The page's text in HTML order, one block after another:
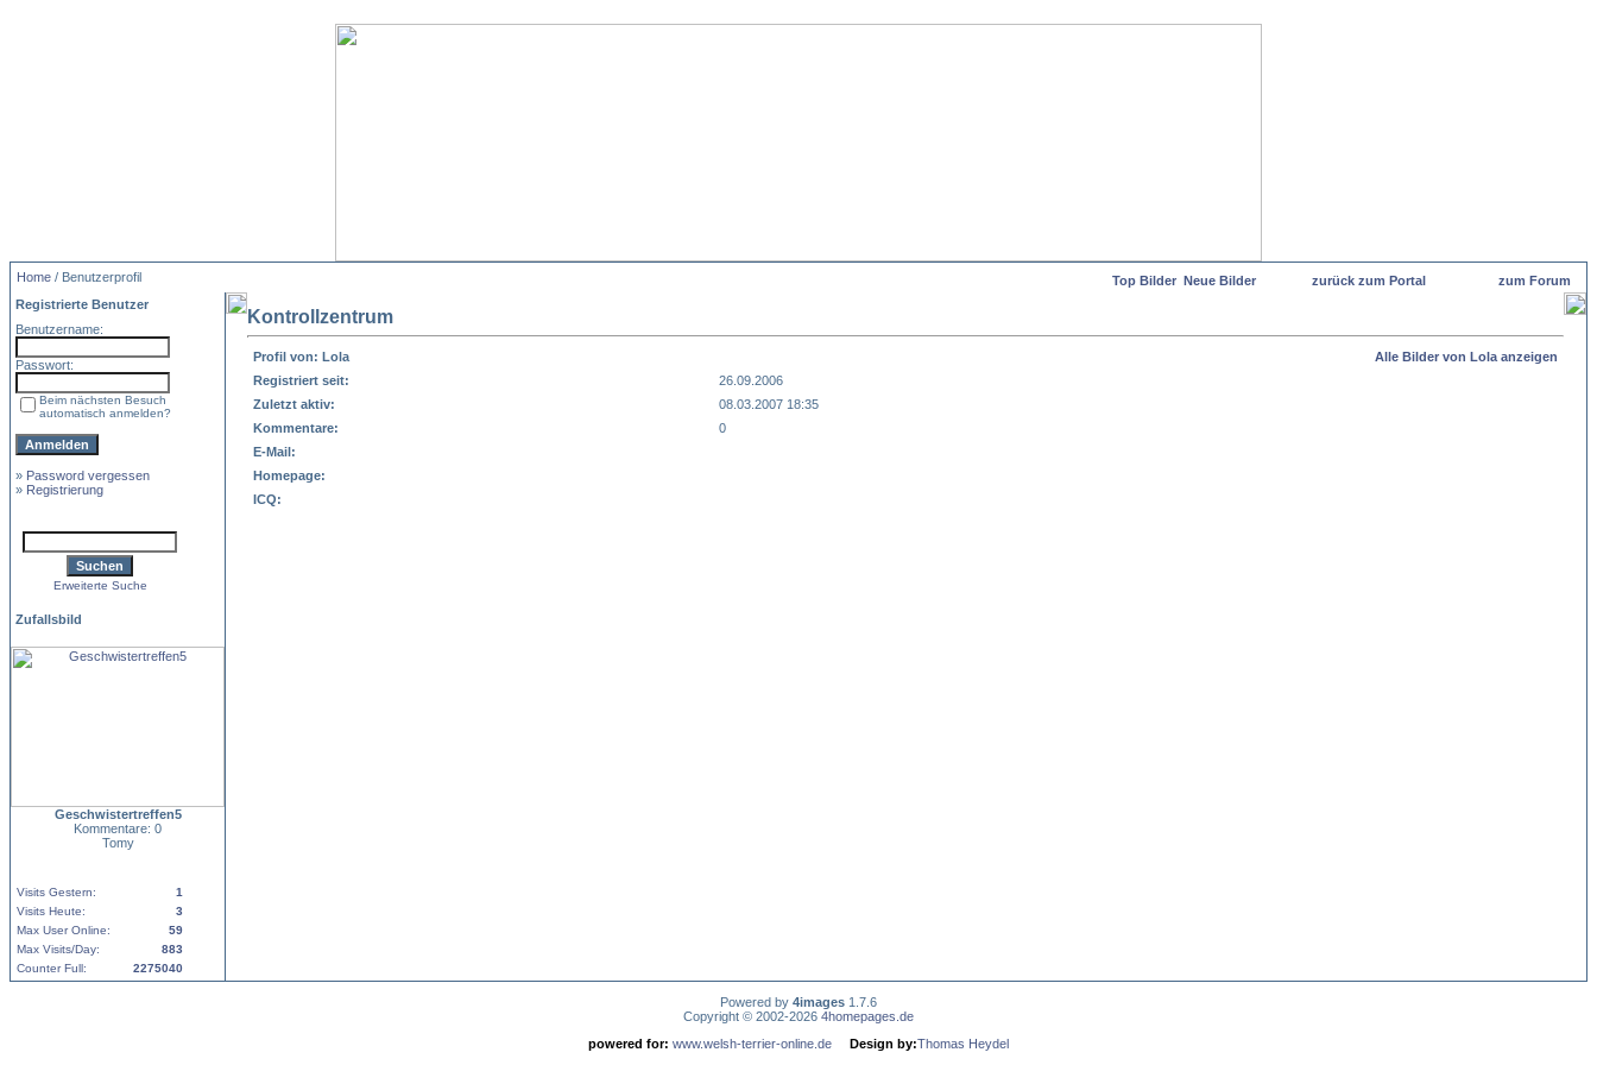
Home / Benutzerprofil Top Bilder Neue Bilder zurück zum Portal
zum Forum
Registrierte Benutzer
Benutzername:
Passwort:
Beim nächsten Besuch
automatisch anmelden?
» Password vergessen
» Registrierung
Erweiterte Suche
Zufallsbild
Geschwistertreffen5
Kommentare: 0
Tomy
Visits Gestern:
1
Visits Heute:
3
Max User Online:
59
Max Visits/Day:
883
Counter Full:
2275040
Kontrollzentrum
Profil von: Lola
Alle Bilder von Lola anzeigen
Registriert seit:
26.09.2006
Zuletzt aktiv:
08.03.2007 18:35
Kommentare:
0
E-Mail:
Homepage:
ICQ:
Powered by 4images 1.7.6
Copyright © 2002-2026 4homepages.de
powered for: www.welsh-terrier-online.de Design by:Thomas Heydel